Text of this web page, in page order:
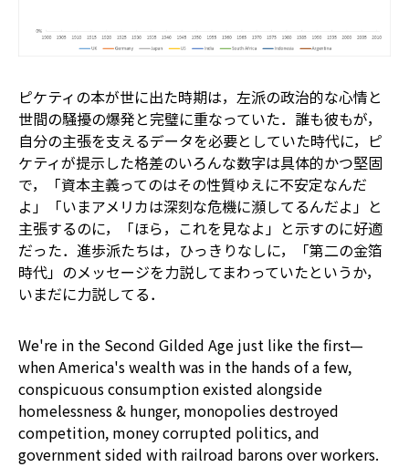
ピケティの本が世に出た時期は，左派の政治的な心情と
世間の騒擾の爆発と完璧に重なっていた．誰も彼もが，
自分の主張を支えるデータを必要としていた時代に，ピ
ケティが提示した格差のいろんな数字は具体的かつ堅固
で，「資本主義ってのはその性質ゆえに不安定なんだ
よ」「いまアメリカは深刻な危機に瀕してるんだよ」と
主張するのに，「ほら，これを見なよ」と示すのに好適
だった．進歩派たちは，ひっきりなしに，「第二の金箔
時代」のメッセージを力説してまわっていた――というか，
いまだに力説してる．
We're in the Second Gilded Age just like the first—
when America's wealth was in the hands of a few,
conspicuous consumption existed alongside
homelessness & hunger, monopolies destroyed
competition, money corrupted politics, and
government sided with railroad barons over workers.